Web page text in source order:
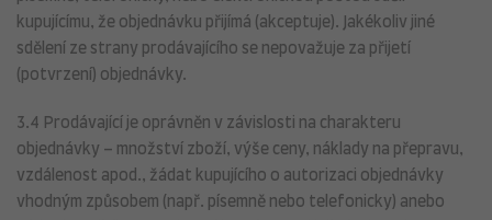
kupujícímu, že objednávku přijímá (akceptuje). Jakékoliv jiné
sdělení ze strany prodávajícího se nepovažuje za přijetí
(potvrzení) objednávky.
3.4 Prodávající je oprávněn v závislosti na charakteru
objednávky – množství zboží, výše ceny, náklady na přepravu,
vzdálenost apod., žádat kupujícího o autorizaci objednávky
vhodným způsobem (např. písemně nebo telefonicky) anebo